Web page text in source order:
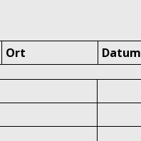
Ort Datum